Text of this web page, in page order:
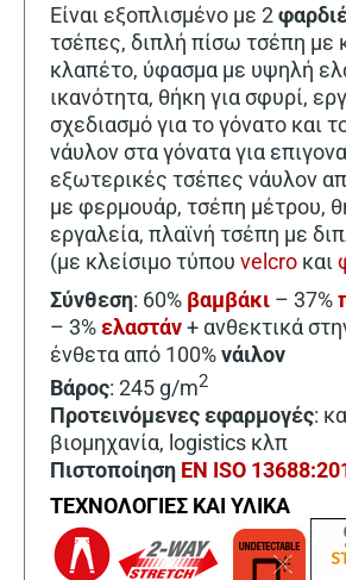
Είναι εξοπλισμένο με 2
τσέπες, διπλή πίσω τσέπη με
κλαπέτο, ύφασμα με υψηλή
ικανότητα, θήκη για σφυρί,
σχεδιασμό για το γόνατο και
νάυλον στα γόνατα για
εξωτερικές τσέπες νάυλον
με φερμουάρ, τσέπη μέτρου,
εργαλεία, πλαϊνή τσέπη με
(με κλείσιμο τύπου velcro και
Σύνθεση: 60% βαμβάκι – 37%
– 3%ελαστάν+ ανθεκτικά
ένθετα από 100%νάιλον
Βάρος: 245 g/m2
Προτεινόμενες εφαρμογές:
βιομηχανία, logistics κλπ
Πιστοποίηση EN ISO
ΤΕΧΝΟΛΟΓΙΕΣ ΚΑΙ ΥΛΙΚΑ